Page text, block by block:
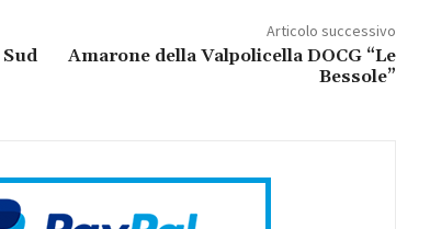
Articolo successivo
Amarone della Valpolicella DOCG “Le
Bessole”